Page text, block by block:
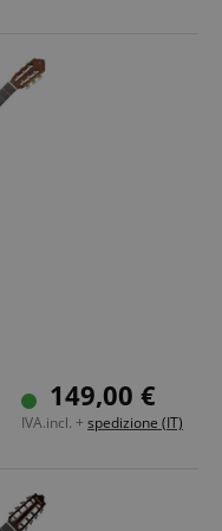
149,00 €
IVA.incl. + spedizione (IT)